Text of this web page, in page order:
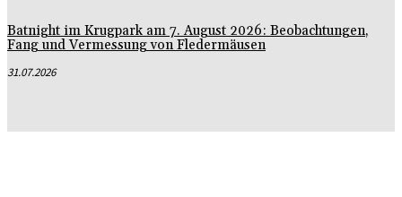
Batnight im Krugpark am 7. August 2026: Beobachtungen,
Fang und Vermessung von Fledermäusen
31.07.2026